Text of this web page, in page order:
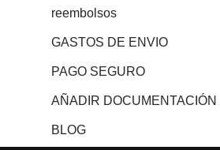
reembolsos
GASTOS DE ENVIO
PAGO SEGURO
AÑADIR DOCUMENTACIÓN
BLOG